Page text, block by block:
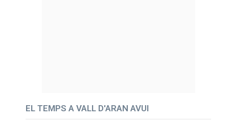
EL TEMPS A VALL D'ARAN AVUI